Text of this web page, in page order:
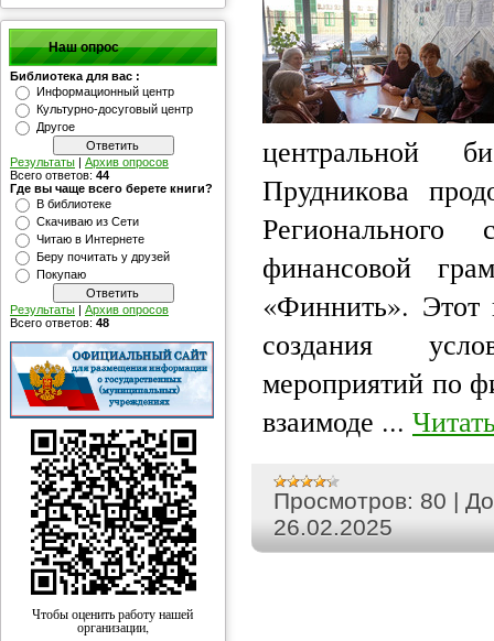
Наш опрос
Библиотека для вас :
Информационный центр
Культурно-досуговый центр
Другое
Результаты | Архив опросов
Всего ответов: 44
Где вы чаще всего берете книги?
В библиотеке
Скачиваю из Сети
Читаю в Интернете
Беру почитать у друзей
Покупаю
Результаты | Архив опросов
Всего ответов: 48
Чтобы оценить работу нашей
организации,
Прудникова
Регионального
финансовой
«Финнить». Этот
создания
мероприятий по
взаимоде ...
Просмотров: 80 |
26.02.2025